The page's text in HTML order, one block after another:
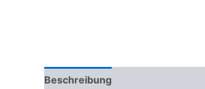
Beschreibung